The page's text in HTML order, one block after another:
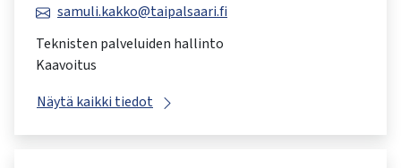
samuli.kakko@taipalsaari.fi
Teknisten palveluiden hallinto
Kaavoitus
Näytä kaikki tiedot